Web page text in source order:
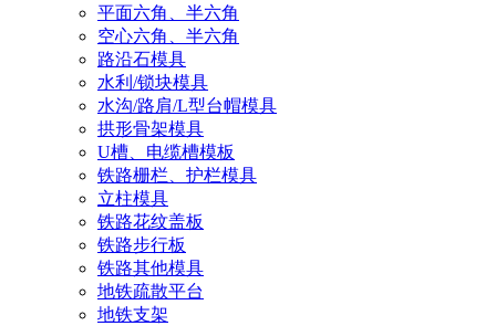
平面六角、半六角
空心六角、半六角
路沿石模具
水利/锁块模具
水沟/路肩/L型台帽模具
拱形骨架模具
U槽、电缆槽模板
铁路栅栏、护栏模具
立柱模具
铁路花纹盖板
铁路步行板
铁路其他模具
地铁疏散平台
地铁支架